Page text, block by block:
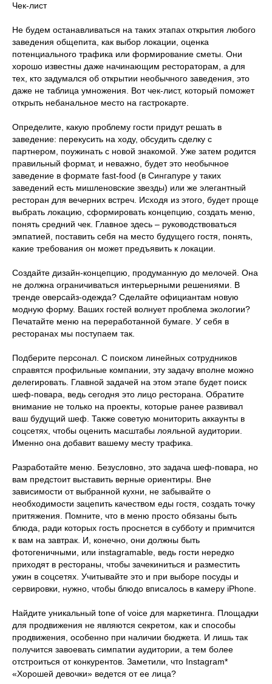
Чек-лист
Не будем останавливаться на таких этапах открытия любого
заведения общепита, как выбор локации, оценка
потенциального трафика или формирование сметы. Они
хорошо известны даже начинающим рестораторам, а для
тех, кто задумался об открытии необычного заведения, это
даже не таблица умножения. Вот чек-лист, который поможет
открыть небанальное место на гастрокарте.
Определите, какую проблему гости придут решать в
заведение: перекусить на ходу, обсудить сделку с
партнером, поужинать с новой знакомой. Уже затем родится
правильный формат, и неважно, будет это необычное
заведение в формате fast-food (в Сингапуре у таких
заведений есть мишленовские звезды) или же элегантный
ресторан для вечерних встреч. Исходя из этого, будет проще
выбрать локацию, сформировать концепцию, создать меню,
понять средний чек. Главное здесь – руководствоваться
эмпатией, поставить себя на место будущего гостя, понять,
какие требования он может предъявить к локации.
Создайте дизайн-концепцию, продуманную до мелочей. Она
не должна ограничиваться интерьерными решениями. В
тренде оверсайз-одежда? Сделайте официантам новую
модную форму. Ваших гостей волнует проблема экологии?
Печатайте меню на переработанной бумаге. У себя в
ресторанах мы поступаем так.
Подберите персонал. С поиском линейных сотрудников
справятся профильные компании, эту задачу вполне можно
делегировать. Главной задачей на этом этапе будет поиск
шеф-повара, ведь сегодня это лицо ресторана. Обратите
внимание не только на проекты, которые ранее развивал
ваш будущий шеф. Также советую мониторить аккаунты в
соцсетях, чтобы оценить масштабы лояльной аудитории.
Именно она добавит вашему месту трафика.
Разработайте меню. Безусловно, это задача шеф-повара, но
вам предстоит выставить верные ориентиры. Вне
зависимости от выбранной кухни, не забывайте о
необходимости зацепить качеством еды гостя, создать точку
притяжения. Помните, что в меню просто обязаны быть
блюда, ради которых гость проснется в субботу и примчится
к вам на завтрак. И, конечно, они должны быть
фотогеничными, или instagramable, ведь гости нередко
приходят в рестораны, чтобы зачекиниться и разместить
ужин в соцсетях. Учитывайте это и при выборе посуды и
сервировки, нужно, чтобы блюдо вписалось в камеру iPhone.
Найдите уникальный tone of voice для маркетинга. Площадки
для продвижения не являются секретом, как и способы
продвижения, особенно при наличии бюджета. И лишь так
получится завоевать симпатии аудитории, а тем более
отстроиться от конкурентов. Заметили, что Instagram*
«Хорошей девочки» ведется от ее лица?